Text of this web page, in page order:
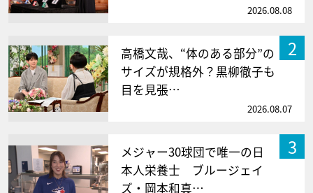
2026.08.08
2
高橋文哉、“体のある部分”の
サイズが規格外？黒柳徹子も
目を見張…
2026.08.07
3
メジャー30球団で唯一の日
本人栄養士 ブルージェイ
ズ・岡本和真…